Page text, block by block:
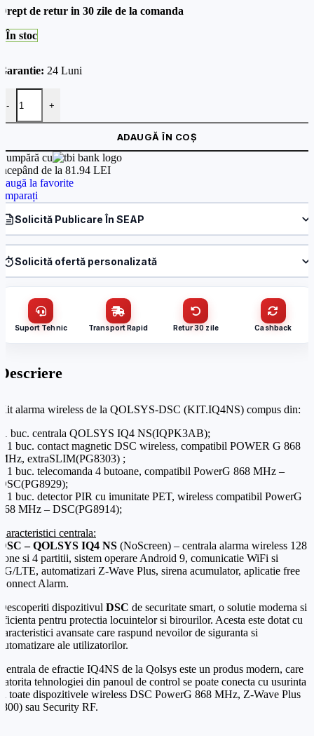
de retur in 30 zile de la comanda
În stoc
24 Luni
-
Kit alarma wireless , IQ4 NS- DSC KIT.IQ4NS
+
ADAUGĂ ÎN COȘ
cu
de la 81.94 LEI
la favorite
Solicită Publicare În SEAP
Denumire firmă / instituție*
Telefon*
Mesaj (cantitate, termen, alte detalii)
Trimite solicitarea
Solicită ofertă personalizată
Nume / firmă
Email*
Telefon*
Cerințele tale (proiect, buget, termen, alte produse)
Suport Tehnic Transport Rapid Retur 30 zile Cashback
alarma wireless de la QOLSYS-DSC (KIT.IQ4NS) compus din:
1 buc. centrala QOLSYS IQ4 NS(IQPK3AB);
1 buc. contact magnetic DSC wireless, compatibil POWER G 868
extraSLIM(PG8303) ;
1 buc. telecomanda 4 butoane, compatibil PowerG 868 MHz –
1 buc. detector PIR cu imunitate PET, wireless compatibil PowerG
MHz – DSC(PG8914);
centrala:
– QOLSYS IQ4 NS (NoScreen) – centrala alarma wireless 128
si 4 partitii, sistem operare Android 9, comunicatie WiFi si
LTE, automatizari Z-Wave Plus, sirena acumulator, aplicatie free
Alarm.
dispozitivul DSC de securitate smart, o solutie moderna si
pentru protectia locuintelor si birourilor. Acesta este dotat cu
avansate care raspund nevoilor de siguranta si
ale utilizatorilor.
de efractie IQ4NS de la Qolsys este un produs modern, care
tehnologiei din panoul de control se poate conecta cu usurinta
toate dispozitivele wireless DSC PowerG 868 MHz, Z-Wave Plus
sau Security RF.